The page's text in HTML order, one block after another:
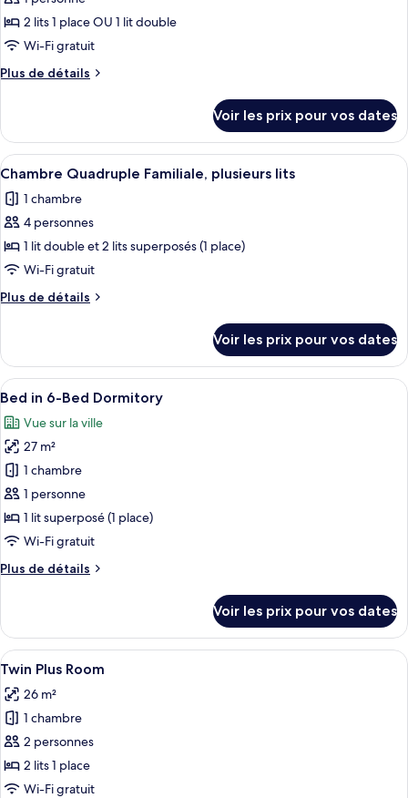
pour
ce
type
de
Chambre
Simple
Standard
2 lits 1 place OU 1 lit double
Wi-Fi gratuit
Plus de détails
Plus
le
type
de
Chambre
Simple
Voir les prix pour vos dates
Afficher
toutes
les
photos
pour
ce
type
de
Chambre
Quadruple
Familiale,
plusieurs
lits
Une chambre avec un lit
6
Chambre Quadruple Familiale, plusieurs lits
1 chambre
4 personnes
1 lit double et 2 lits superposés (1 place)
Wi-Fi gratuit
Plus de détails
Plus
le
type
de
Chambre
Quadruple
Familiale,
plusieurs
lits
Voir les prix pour vos dates
Afficher
toutes
les
photos
pour
ce
type
de
chambre :
Bed
Bed
Dormitory
Une chambre d’auberge de
4
Bed in 6-Bed Dormitory
Vue sur la ville
27 m²
1 chambre
1 personne
1 lit superposé (1 place)
Wi-Fi gratuit
Plus de détails
Plus
le
type
de
Bed
in
6-
Bed
Dormitory
Voir les prix pour vos dates
Afficher
toutes
les
photos
pour
ce
type
4
Twin Plus Room
26 m²
1 chambre
2 personnes
2 lits 1 place
Wi-Fi gratuit